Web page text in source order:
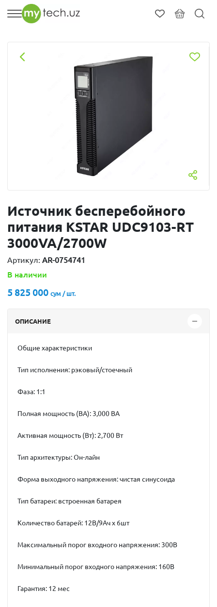
Источник бесперебойного
питания KSTAR UDC9103-RT
3000VA/2700W
Артикул: AR-0754741
В наличии
5 825 000 сум / шт.
ОПИСАНИЕ
Общие характеристики
Тип исполнения: рэковый/стоечный
Фаза: 1:1
Полная мощность (ВА): 3,000 ВА
Активная мощность (Вт): 2,700 Вт
Тип архитектуры: Он-лайн
Форма выходного напряжения: чистая синусоида
Тип батареи: встроенная батарея
Количество батарей: 12В/9Ач x 6шт
Максимальный порог входного напряжения: 300В
Минимальный порог входного напряжения: 160В
Гарантия: 12 мес